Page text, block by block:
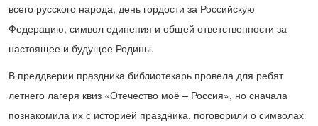
всего русского народа, день гордости за Российскую
Федерацию, символ единения и общей ответственности за
настоящее и будущее Родины.
В преддверии праздника библиотекарь провела для ребят
летнего лагеря квиз «Отечество моё – Россия», но сначала
познакомила их с историей праздника, поговорили о символах